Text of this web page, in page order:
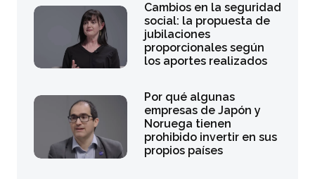
Cambios en la seguridad
social: la propuesta de
jubilaciones
proporcionales según
los aportes realizados
Por qué algunas
empresas de Japón y
Noruega tienen
prohibido invertir en sus
propios países